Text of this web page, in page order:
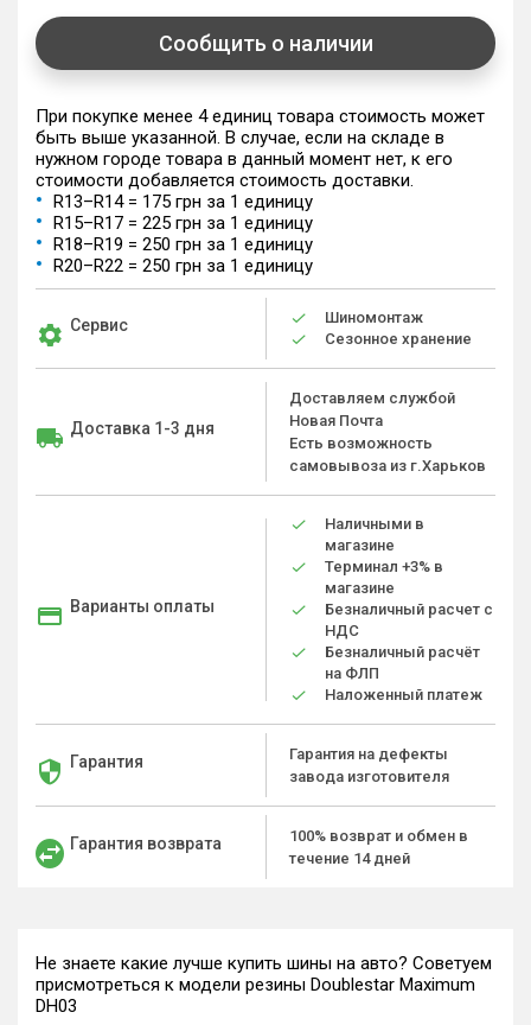
Сообщить о наличии
При покупке менее 4 единиц товара стоимость может
быть выше указанной. В случае, если на складе в
нужном городе товара в данный момент нет, к его
стоимости добавляется стоимость доставки.
R13–R14 = 175 грн за 1 единицу
R15–R17 = 225 грн за 1 единицу
R18–R19 = 250 грн за 1 единицу
R20–R22 = 250 грн за 1 единицу
Сервис
Шиномонтаж
Сезонное хранение
Доставка 1-3 дня
Доставляем службой
Новая Почта
Есть возможность
самовывоза из г.Харьков
Варианты оплаты
Наличными в
магазине
Терминал +3% в
магазине
Безналичный расчет с
НДС
Безналичный расчёт
на ФЛП
Наложенный платеж
Гарантия
Гарантия на дефекты
завода изготовителя
Гарантия возврата
100% возврат и обмен в
течение 14 дней
Не знаете какие лучше купить шины на авто? Советуем
присмотреться к модели резины Doublestar Maximum
DH03